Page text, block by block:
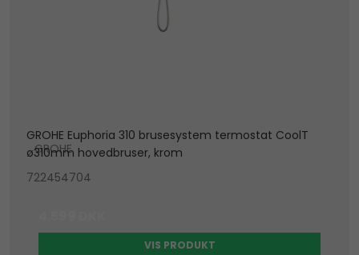
GROHE Euphoria 310 brusesystem termostat CoolT
ø310mm hovedbruser, krom
GROHE
722454704
VIS PRODUKT